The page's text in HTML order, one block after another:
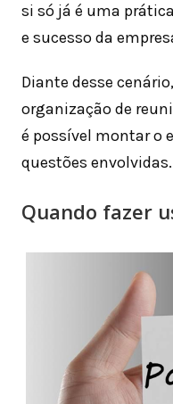
si só já é uma
e sucesso da
Diante desse
organização de
é possível montar o
questões envolvidas.
Quando fazer